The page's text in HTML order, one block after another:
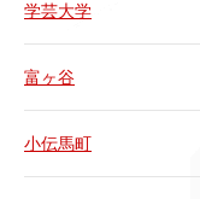
学芸大学
富ヶ谷
小伝馬町